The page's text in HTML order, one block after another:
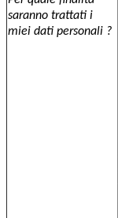
saranno trattati i
miei dati personali ?